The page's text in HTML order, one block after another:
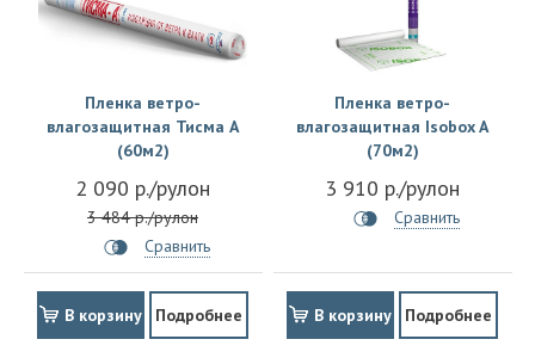
Пленка ветро-
влагозащитная Тисма A
(60м2)
2 090 р./рулон
3 484 р./рулон
Сравнить
В корзину Подробнее
Пленка ветро-
влагозащитная Isobox A
(70м2)
3 910 р./рулон
Сравнить
В корзину Подробнее